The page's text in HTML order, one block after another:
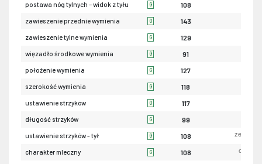
postawa nóg tylnych – widok z tyłu G 108
zawieszenie przednie wymienia G 143
zawieszenie tylne wymienia G 129
więzadło środkowe wymienia G 91
położenie wymienia G 127
szerokość wymienia G 118
ustawienie strzyków G 117
długość strzyków G 99
ustawienie strzyków - tył G 108
charakter mleczny G 108